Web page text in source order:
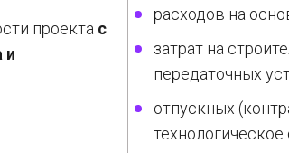
проекта с
и
расходов на
затрат на
передаточных
отпускных